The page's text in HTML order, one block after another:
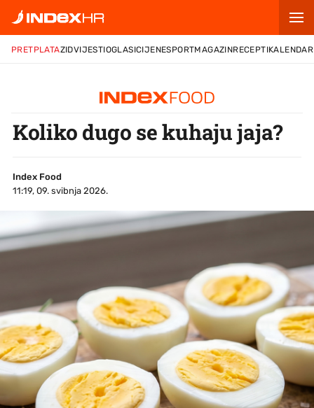
PRETPLATAZIDVIJESTIOGLASICIJENESPORTMAGAZINRECEPTIKALENDAR
Koliko dugo se kuhaju jaja?
Index Food
11:19, 09. svibnja 2026.